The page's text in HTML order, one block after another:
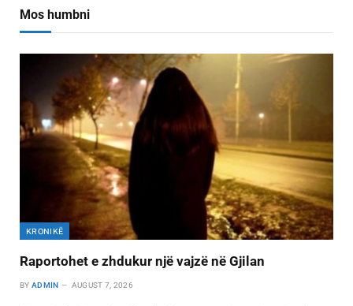
Mos humbni
KRONIKË
Raportohet e zhdukur një vajzë në Gjilan
BY ADMIN AUGUST 7, 2026